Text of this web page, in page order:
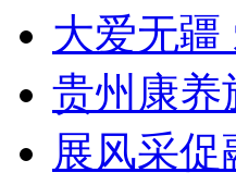
大爱无疆
贵州康养
展风采